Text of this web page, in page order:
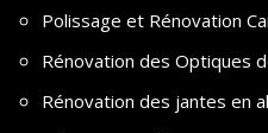
Polissage et Rénovation
Rénovation des Optiques
Rénovation des jantes en